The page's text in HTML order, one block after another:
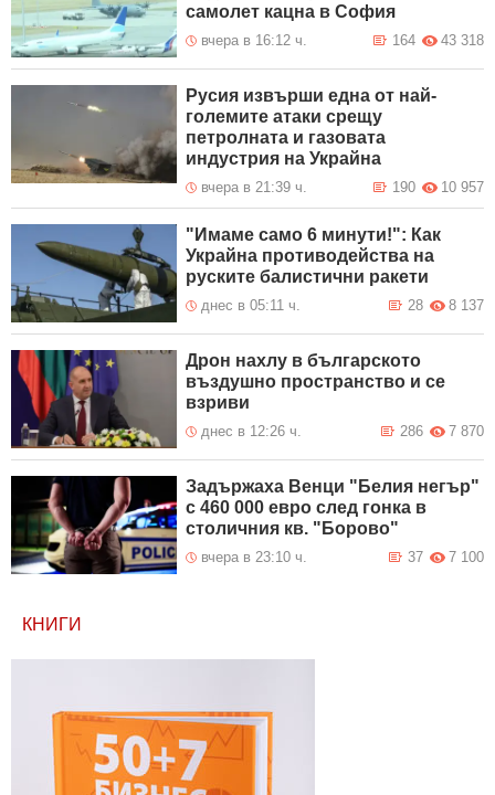
самолет кацна в София
вчера в 16:12 ч. 43 318
164
Русия извърши една от най-
големите атаки срещу
петролната и газовата
индустрия на Украйна
вчера в 21:39 ч. 10 957
190
"Имаме само 6 минути!": Как
Украйна противодейства на
руските балистични ракети
днес в 05:11 ч. 8 137
28
Дрон нахлу в българското
въздушно пространство и се
взриви
днес в 12:26 ч. 7 870
286
Задържаха Венци "Белия негър"
с 460 000 евро след гонка в
столичния кв. "Борово"
вчера в 23:10 ч. 7 100
37
КНИГИ